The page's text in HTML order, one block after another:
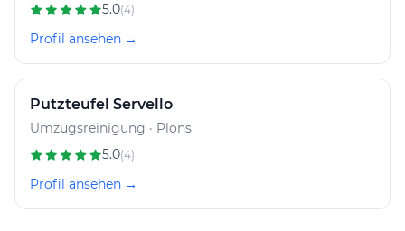
5.0(4)
Profil ansehen →
Putzteufel Servello
Umzugsreinigung · Plons
5.0(4)
Profil ansehen →